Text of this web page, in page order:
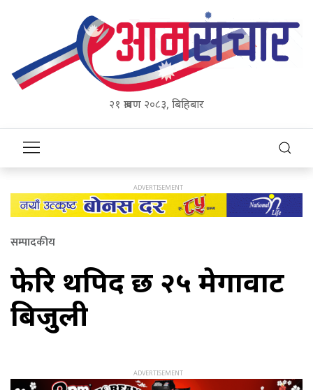
२१ श्रावण २०८३, बिहिबार
सम्पादकीय
फेरि थपिदैं छ २५ मेगावाट
बिजुली